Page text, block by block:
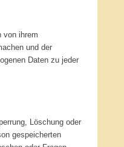
von ihrem
und der
Daten zu jeder
Löschung oder
gespeicherten